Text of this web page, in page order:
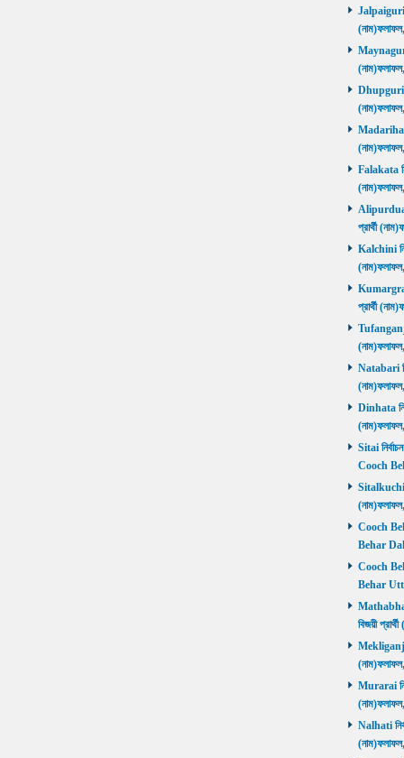
Jalpaiguri
Maynaguri
Dhupguri
Madarihat
Falakata
প্রার্থী
Kalchini
প্রার্থী
Tufanganj
Natabari
Dinhata
Sitai
Cooch
Sitalkuchi
Cooch
Behar
Cooch
Behar
বিজয়ী
Mekliganj
Murarai
Nalhati